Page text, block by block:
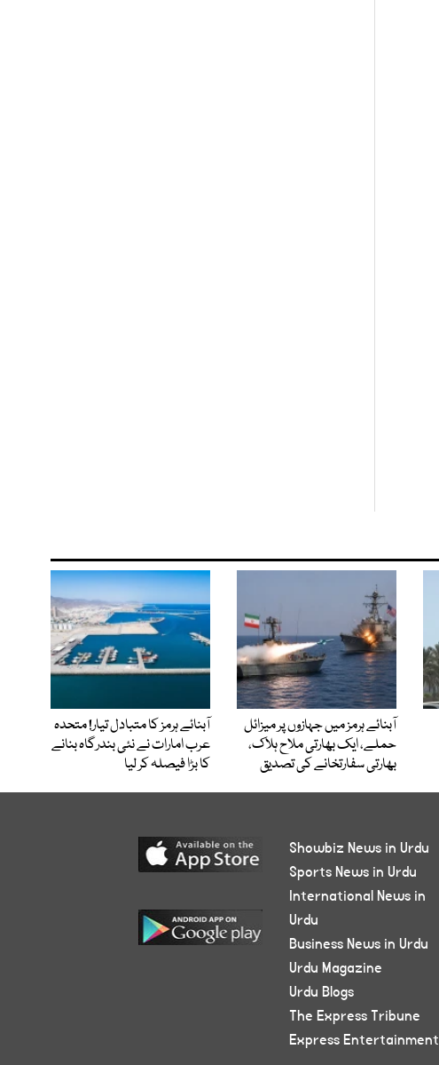
آبنائے ہرمز میں جہازوں پر میزائل
حملے، ایک بھارتی ملاح ہلاک،
بھارتی سفارتخانے کی تصدیق
آبنائے ہرمز کا متبادل تیار! متحدہ
عرب امارات نے نئی بندرگاہ بنانے
کا بڑا فیصلہ کر لیا
Showbiz News in Urdu
Sports News in Urdu
International News in
Urdu
Business News in Urdu
Urdu Magazine
Urdu Blogs
The Express Tribune
Express Entertainment